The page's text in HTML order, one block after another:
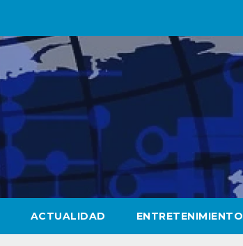
ACTUALIDAD ENTRETENIMIENTO